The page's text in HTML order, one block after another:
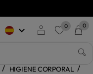
keyboard_arrow_down 0 0
HIGIENE CORPORAL